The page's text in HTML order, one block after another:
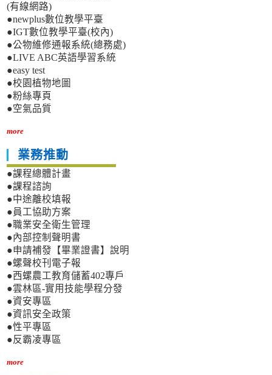
(有線網路)
●newplus數位教學平臺
●IGT數位教學平臺(校內)
●公物維修通報系統(總務處)
●LIVE ABC英語學習系統
●easy test
●校園植物地圖
●粉絲專頁
●空氣品質
more
業務推動
●課程總體計畫
●課程諮詢
●中途離校填報
●員工協助方案
●職業安全衛生管理
●內部控制聲明書
●申請補發【畢業證書】說明
●螺聲校刊電子報
●西螺農工教育儲蓄402專戶
●雲林區-實用技能學程分發
●資安專區
●資訊安全政策
●性平專區
●反霸凌專區
more